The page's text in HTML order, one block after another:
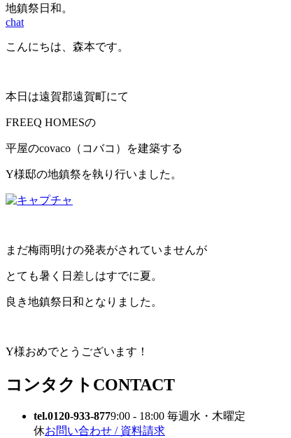
地鎮祭日和。
chat
こんにちは、森本です。
本日は遠賀郡遠賀町にて
FREEQ HOMESの
平屋のcovaco（コバコ）を建築する
Y様邸の地鎮祭を執り行いました。
まだ梅雨明けの発表がされていませんが
とても暑く日差しはすでに夏。
良き地鎮祭日和となりました。
Y様おめでとうございます！
コンタクト CONTACT
tel.0120-933-8779:00 - 18:00 毎週水・木曜定
休お問い合わせ / 資料請求